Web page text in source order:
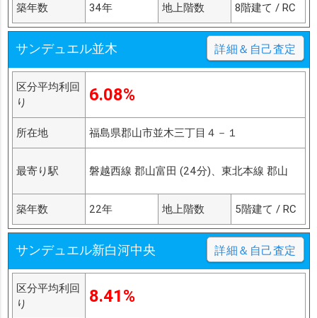
築年数 34年 地上階数 8階建て / RC
サンデュエル並木 詳細＆自己査定
区分平均利回
り
6.08%
所在地 福島県郡山市並木三丁目４－１
最寄り駅 磐越西線 郡山富田 (24分)、東北本線 郡山
築年数 22年 地上階数 5階建て / RC
サンデュエル新白河中央 詳細＆自己査定
区分平均利回
り
8.41%